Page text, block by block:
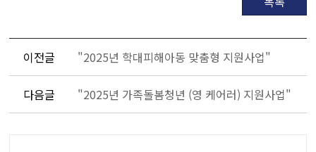
이전글 "2025년 학대피해아동 맞춤형 지원사업"
다음글 "2025년 가족돌봄청년 (영 케어러) 지원사업"